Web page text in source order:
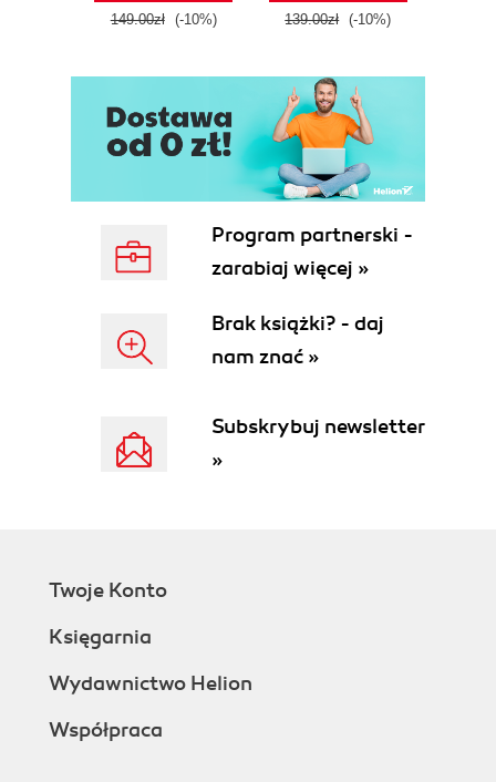
149.00zł (-10%) 139.00zł (-10%)
Program partnerski -
zarabiaj więcej »
Brak książki? - daj
nam znać »
Subskrybuj newsletter
»
Twoje Konto
Księgarnia
Wydawnictwo Helion
Współpraca